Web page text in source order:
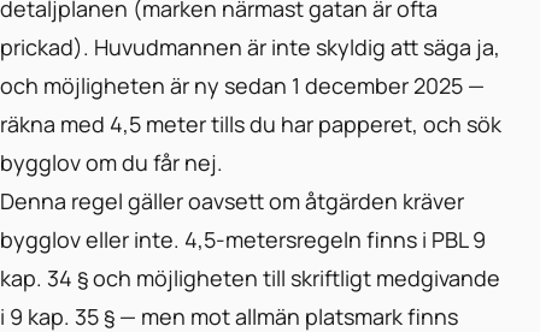
detaljplanen (marken närmast gatan är ofta
prickad). Huvudmannen är inte skyldig att säga ja,
och möjligheten är ny sedan 1 december 2025 —
räkna med 4,5 meter tills du har papperet, och sök
bygglov om du får nej.
Denna regel gäller oavsett om åtgärden kräver
bygglov eller inte. 4,5-metersregeln finns i PBL 9
kap. 34 § och möjligheten till skriftligt medgivande
i 9 kap. 35 § — men mot allmän platsmark finns